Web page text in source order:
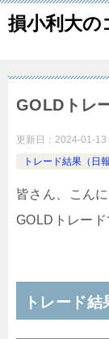
損小利大の
GOLDトレ
更新日： 2024-01-13
トレード結果（日報
皆さん、こんに
GOLDトレード
トレード結